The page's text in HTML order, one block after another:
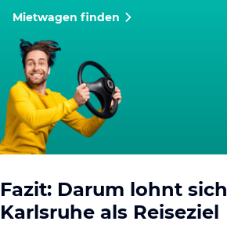
Mietwagen finden
Fazit: Darum lohnt sich
Karlsruhe als Reiseziel